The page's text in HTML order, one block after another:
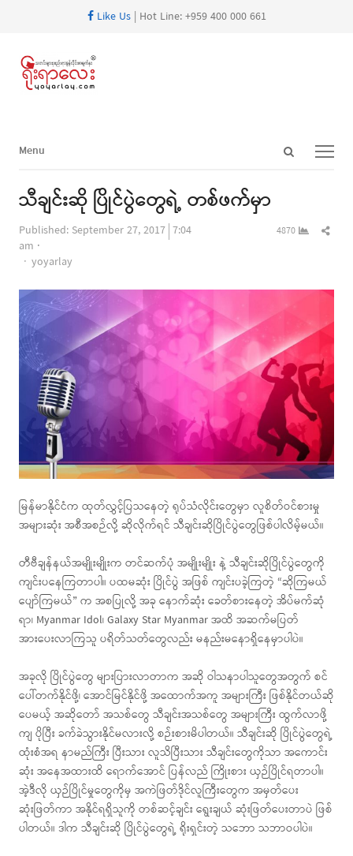
Like Us| Hot Line: +959 400 000 661
Open
Menu
Menu
သီချင်းဆို ပြိုင်ပွဲတွေရဲ့ တစ်ဖက်မှာ
Published: September 27, 2017 7:04
am
Author
yoyarlay
4870
မြန်မာနိုင်ငံက ထုတ်လွှင့်ပြသနေတဲ့ ရုပ်သံလိုင်းတွေမှာ လူစိတ်ဝင်စားမှု
အများဆုံး အစီအစဉ်လို့ ဆိုလိုက်ရင် သီချင်းဆိုပြိုင်ပွဲတွေဖြစ်ပါလိမ့်မယ်။
တီဗီချန်နယ်အမျိုးမျိုးက တင်ဆက်ပုံ အမျိုးမျိုး နဲ့ သီချင်းဆိုပြိုင်ပွဲတွေကို
ကျင်းပနေကြတာပါ။ ပထမဆုံး ပြိုင်ပွဲ အဖြစ် ကျင်းပခဲ့ကြတဲ့ “ဆိုကြမယ်
ပျော်ကြမယ်” က အစပြုလို့ အခု နောက်ဆုံး ခေတ်စားနေတဲ့ အိပ်မက်ဆုံ
ရာ၊ Myanmar Idol၊ Galaxy Star Myanmar အထိ အဆက်မပြတ်
အားပေးလာကြသူ ပရိတ်သတ်တွေလည်း မနည်းမနောရှိနေမှာပါပဲ။
အခုလို ပြိုင်ပွဲတွေ များပြားလာတာက အဆို ဝါသနာပါသူတွေအတွက် စင်
ပေါ်တက်နိုင်ဖို့၊ အောင်မြင်နိုင်ဖို့ အထောက်အကူ အများကြီး ဖြစ်နိုင်တယ်ဆို
ပေမယ့် အဆိုတော် အသစ်တွေ သီချင်းအသစ်တွေ အများကြီး ထွက်လာဖို့
ကျ ပိုပြီး ခက်ခဲသွားနိုင်မလားလို့ စဉ်းစားမိပါတယ်။ သီချင်းဆို ပြိုင်ပွဲတွေရဲ့
ထုံးစံအရ နာမည်ကြီး ပြီးသား လူသိပြီးသား သီချင်းတွေကိုသာ အကောင်း
ဆုံး အနေအထားထိ ရောက်အောင် ပြန်လည် ကြိုးစား ယှဉ်ပြိုင်ရတာပါ။
အဲ့ဒီလို ယှဉ်ပြိုင်မှုတွေကိုမှ အကဲဖြတ်ဒိုင်လူကြီးတွေက အမှတ်ပေး
ဆုံးဖြတ်ကာ အနိုင်ရရှိသူကို တစ်ဆင့်ချင်း ရွေးချယ် ဆုံးဖြတ်ပေးတာပဲ ဖြစ်
ပါတယ်။ ဒါက သီချင်းဆို ပြိုင်ပွဲတွေရဲ့ ရိုးရှင်းတဲ့ သဘော သဘာဝပါပဲ။